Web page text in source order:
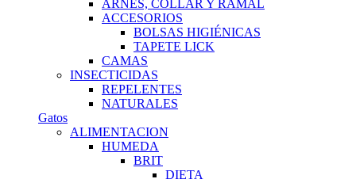
ARNES, COLLAR Y RAMAL
ACCESORIOS
BOLSAS HIGIÉNICAS
TAPETE LICK
CAMAS
INSECTICIDAS
REPELENTES
NATURALES
Gatos
ALIMENTACION
HUMEDA
BRIT
DIETA